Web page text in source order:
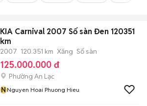
KIA Carnival 2007 Số sàn Đen 120351
km
2007 120.351 km Xăng Số sàn
125.000.000 đ
Phường An Lạc
NNguyen Hoai Phuong Hieu